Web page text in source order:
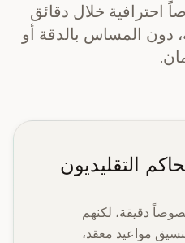
احترافية خلال دقائق
دون المساس بالدقة أو
التقليديون
دقيقة، لكنهم
مواعيد معقد،